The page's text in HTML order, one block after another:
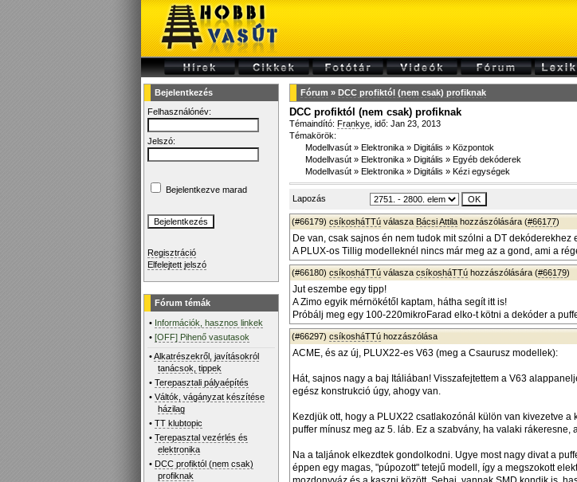
Bejelentkezés
Felhasználónév:
Jelszó:
Bejelentkezve marad
Regisztráció
Elfelejtett jelszó
Fórum témák
• Információk, hasznos linkek
•[OFF] Pihenő vasutasok
•Alkatrészekről, javításokról
tanácsok, tippek
•Terepasztali pályaépítés
•Váltók, vágányzat készítése
házilag
•TT klubtopic
•Terepasztal vezérlés és
elektronika
• DCC profiktól (nem csak)
profiknak
Fórum » DCC profiktól (nem csak) profiknak
DCC profiktól (nem csak) profiknak
Témaindító: Frankye , idő: Jan 23, 2013
Témakörök:
Modellvasút » Elektronika » Digitális » Központok
Modellvasút » Elektronika » Digitális » Egyéb dekóderek
Modellvasút » Elektronika » Digitális » Kézi egységek
Lapozás
(#66179) csíkosháTTú válasza Bácsi Attila hozzászólására (#66177)
De van, csak sajnos én nem tudok mit szólni a DT
A PLUX-os Tillig modelleknél nincs már meg az a gond, ami a
(#66180) csíkosháTTú válasza csíkosháTTú hozzászólására (#66179)
Jut eszembe egy tipp!
A Zimo egyik mérnökétől kaptam, hátha segít itt is!
Próbálj meg egy 100-220mikroFarad elko-t kötni a dekóder a
(#66297) csíkosháTTú hozzászólása
ACME, és az új, PLUX22-es V63 (meg a Csaurusz modellek):
Hát, sajnos nagy a baj Itáliában! Visszafejtettem a V63
egész konstrukció úgy, ahogy van.
Kezdjük ott, hogy a PLUX22 csatlakozónál külön van kivezetve a
puffer mínusz meg az 5. láb. Ez a szabvány, ha valaki rákeresne,
Na a taljánok elkezdtek gondolkodni. Ugye most nagy divat a
éppen egy magas, "púpozott" tetejű modell, így a megszokott